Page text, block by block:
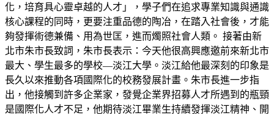
化，培育具心靈卓越的人才」，學子們在追求專業知識與通識
核心課程的同時，更要注重品德的陶冶，在踏入社會後，才能
夠發揮術德兼備、用為世匡，進而燭照社會人類。 接著由新
北市朱市長致詞，朱市長表示：今天他很高興應邀前來新北市
最大、學生最多的學校—淡江大學。淡江給他最深刻的印象是
長久以來推動各項國際化的校務發展計畫。朱市長進一步指
出，他接觸到許多企業家，發覺企業界招募人才所遇到的瓶頸
是國際化人才不足，他期待淡江畢業生持續發揮淡江精神、開